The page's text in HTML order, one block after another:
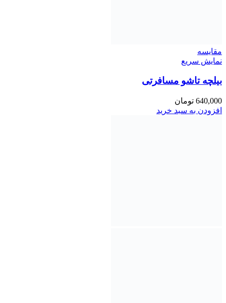
مقايسه
نمایش سریع
بیلچه تاشو مسافرتی
640,000 تومان
افزودن به سبد خرید